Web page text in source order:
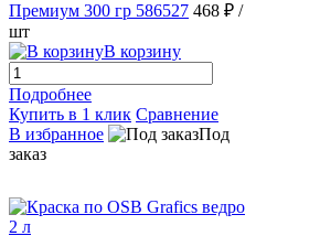
Премиум 300 гр 586527 468 ₽ /
шт
В корзину
Подробнее
Купить в 1 клик Сравнение
В избранное
Под
заказ